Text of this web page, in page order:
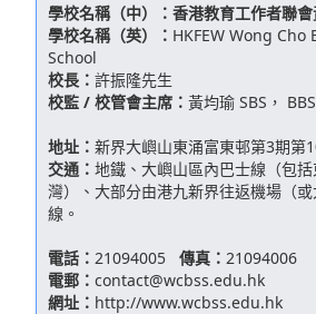
學校名稱（中）： 香港教育工作者聯
學校名稱（英）： HKFEW Wong Cho
School
校長： 許振隆先生
校監 / 校管會主席： 黃均瑜 SBS，
地址： 新界大嶼山東涌富東邨第3期第
交通： 地鐵、大嶼山區內巴士線（包
灣）、大部分由港九新界往返機場（
線。
電話： 21094005 傳真： 21094006
電郵： contact@wcbss.edu.hk
網址： http://www.wcbss.edu.hk